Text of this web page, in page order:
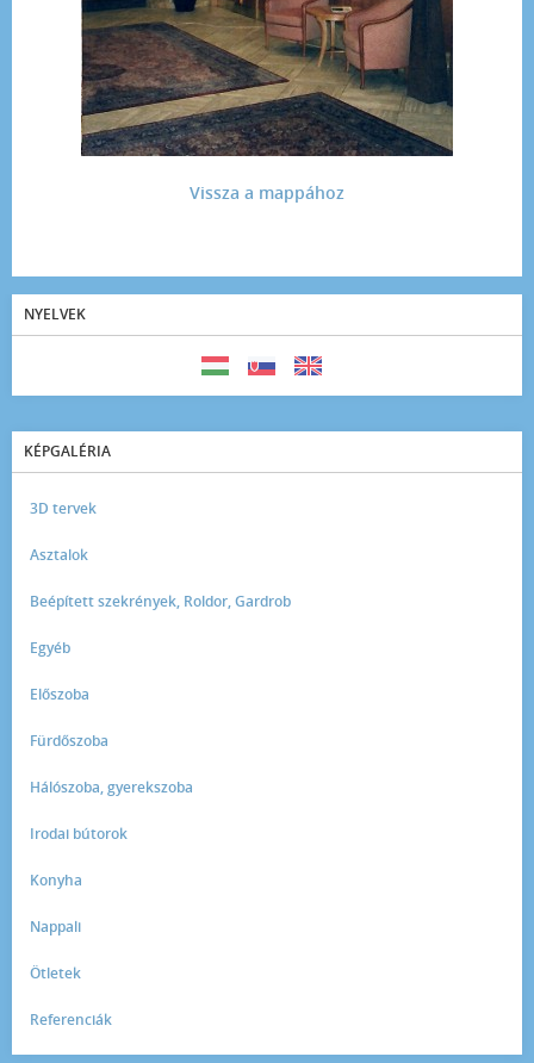
Vissza a mappához
NYELVEK
KÉPGALÉRIA
3D tervek
Asztalok
Beépített szekrények, Roldor, Gardrob
Egyéb
Előszoba
Fürdőszoba
Hálószoba, gyerekszoba
Irodai bútorok
Konyha
Nappali
Ötletek
Referenciák